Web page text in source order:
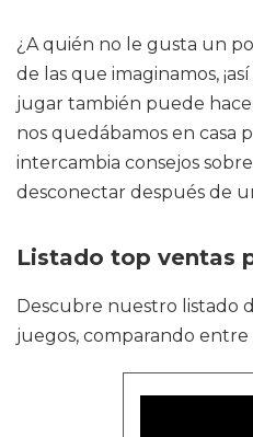
¿A quién no le gusta un
de las que imaginamos,
jugar también puede
nos quedábamos en casa
intercambia consejos
desconectar después de
Listado top ventas
Descubre nuestro listado
juegos, comparando entre